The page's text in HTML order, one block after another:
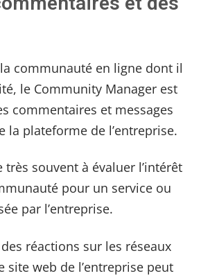
communauté en ligne dont il
le Community Manager est
commentaires et messages
la plateforme de l’entreprise.
très souvent à évaluer l’intérêt
pour un service ou
par l’entreprise.
réactions sur les réseaux
site web de l’entreprise peut